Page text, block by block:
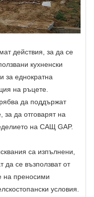
действия, за да се
кухненски
за еднократна
на ръцете.
да поддържат
за да отговарят на
на САЩ GAP.
са изпълнени,
да се възползват от
на преносими
условия.